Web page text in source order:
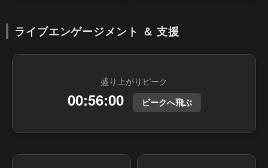
ライブエンゲージメント ＆ 支援
盛り上がりピーク
00:56:00 ピークへ飛ぶ